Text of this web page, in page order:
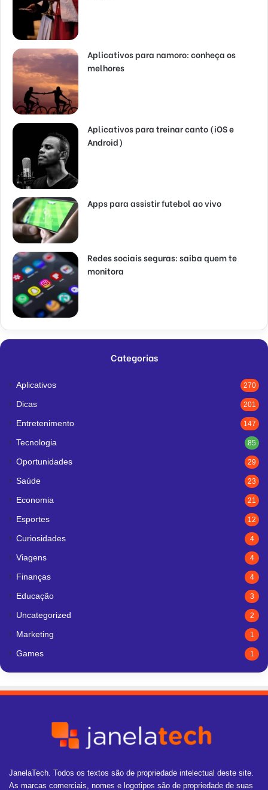
Aplicativos para namoro: conheça os
melhores
Aplicativos para treinar canto (iOS e
Android)
Apps para assistir futebol ao vivo
Redes sociais seguras: saiba quem te
monitora
Categorias
Aplicativos 270
Dicas 201
Entretenimento 147
Tecnologia 85
Oportunidades 29
Saúde 23
Economia 21
Esportes 12
Curiosidades 4
Viagens 4
Finanças 4
Educação 3
Uncategorized 2
Marketing 1
Games 1
JanelaTech. Todos os textos são de propriedade intelectual deste site.
As marcas comerciais, nomes e logotipos são de propriedade de suas